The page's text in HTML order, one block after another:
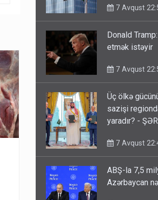
7 Avqust
Donald
etmək istəyir
7 Avqust
Üç ölkə
sazişi
yaradır? -
7 Avqust
ABŞ-la 7,5
Azərbaycan